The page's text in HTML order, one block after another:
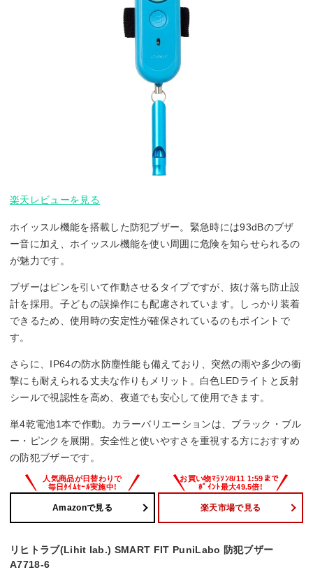
楽天レビューを見る
ホイッスル機能を搭載した防犯ブザー。緊急時には93dBのブザ
ー音に加え、ホイッスル機能を使い周囲に危険を知らせられるの
が魅力です。
ブザーはピンを引いて作動させるタイプですが、抜け落ち防止設
計を採用。子どもの誤操作にも配慮されています。しっかり装着
できるため、使用時の安定性が確保されているのもポイントで
す。
さらに、IP64の防水防塵性能も備えており、突然の雨や多少の衝
撃にも耐えられる丈夫な作りもメリット。白色LEDライトと反射
シールで視認性を高め、夜道でも安心して使用できます。
単4乾電池1本で作動。カラーバリエーションは、ブラック・ブル
ー・ピンクを展開。安全性と使いやすさを重視する方におすすめ
の防犯ブザーです。
Amazonで見る 楽天市場で見る
リヒトラブ(Lihit lab.) SMART FIT PuniLabo 防犯ブザー
A7718-6